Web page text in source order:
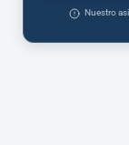
Nuestro